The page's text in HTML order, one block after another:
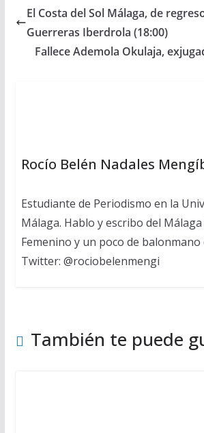
El Costa del Sol Málaga, de
Guerreras Iberdrola (18:00)
Fallece Ademola Okulaja,
Rocío Belén Nadales
Estudiante de Periodismo en la
Málaga. Hablo y escribo del Málaga
Femenino y un poco de
Twitter: @rociobelenmengi
También te puede